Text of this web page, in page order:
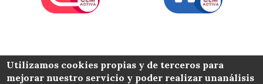
COLABORA
Utilizamos cookies propias y de terceros para
mejorar nuestro servicio y poder realizar unanálisis